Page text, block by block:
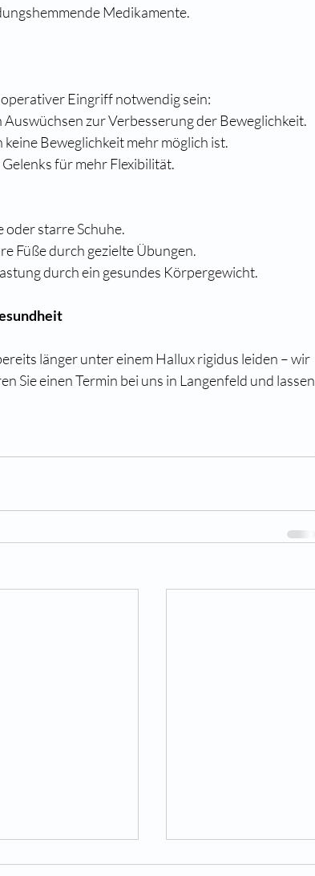
Medikamente.
Eingriff notwendig sein:
zur Verbesserung der Beweglichkeit.
Beweglichkeit mehr möglich ist.
für mehr Flexibilität.
oder starre Schuhe.
Füße durch gezielte Übungen.
durch ein gesundes Körpergewicht.
länger unter einem Hallux rigidus leiden – wir
Sie einen Termin bei uns in Langenfeld und lassen